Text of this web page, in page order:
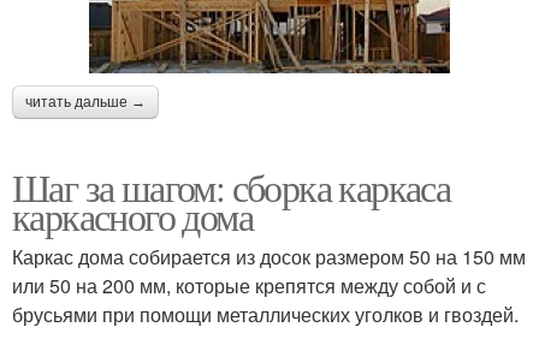
читать дальше →
Шаг за шагом: сборка каркаса
каркасного дома
Каркас дома собирается из досок размером 50 на 150 мм
или 50 на 200 мм, которые крепятся между собой и с
брусьями при помощи металлических уголков и гвоздей.